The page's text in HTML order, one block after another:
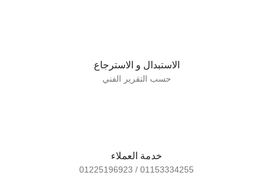
الاستبدال و الاسترجاع
حسب التقرير الفني
خدمة العملاء
01153334255 / 01225196923